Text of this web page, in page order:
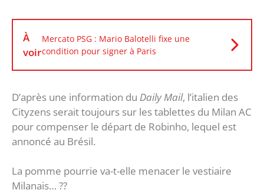
À
voir
Mercato PSG : Mario Balotelli fixe une
condition pour signer à Paris
D’après une information du Daily Mail, l’italien des
Cityzens serait toujours sur les tablettes du Milan AC
pour compenser le départ de Robinho, lequel est
annoncé au Brésil.
La pomme pourrie va-t-elle menacer le vestiaire
Milanais… ??